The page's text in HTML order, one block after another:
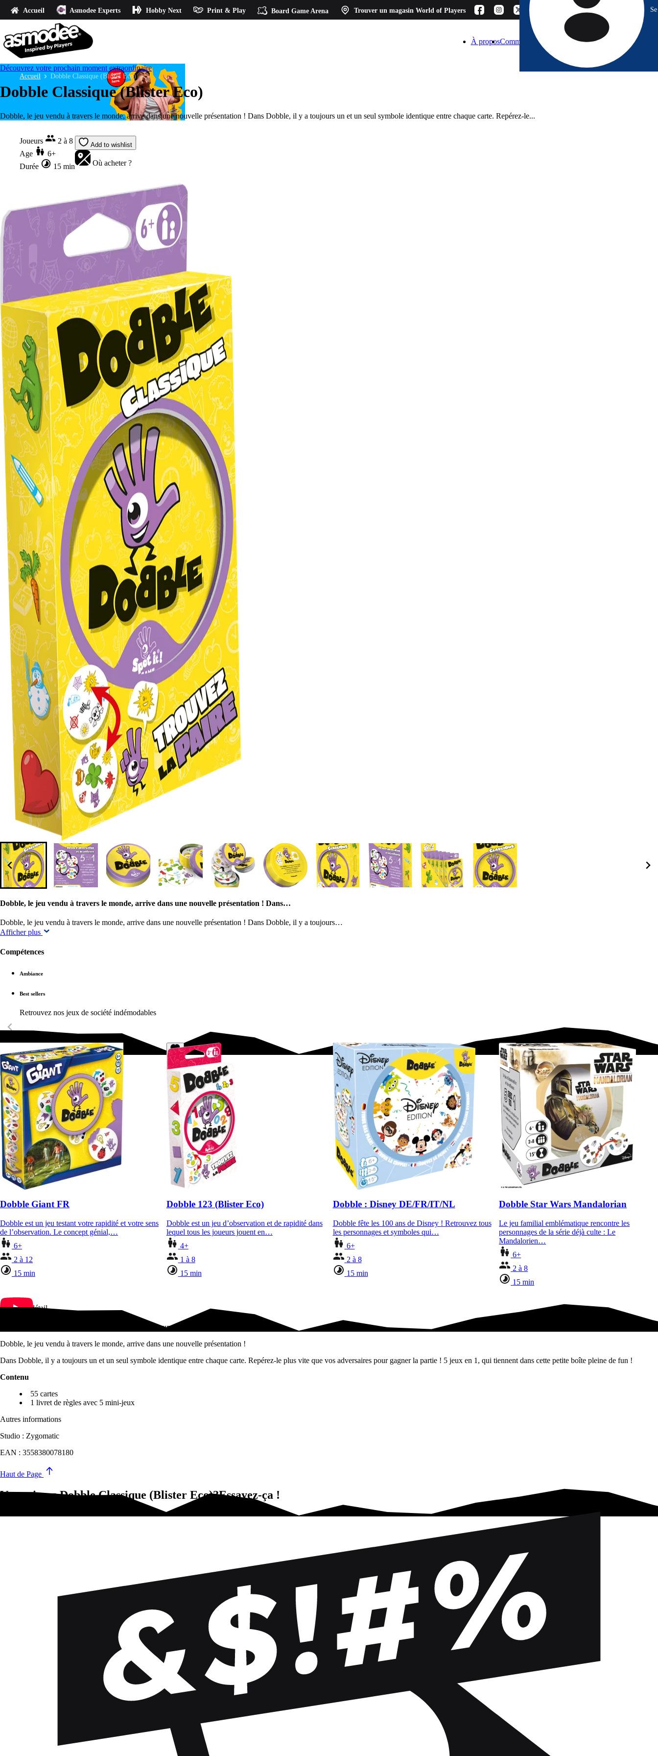
Accueil Asmodee Experts Hobby Next Print & Play Board Game Arena Trouver un magasin World of Players
À proposComment choisir ? BlogEspace Pro Contact
Accueil Dobble Classique (Blister Eco)
Découvrez votre prochain moment extraordinaire
Dobble Classique (Blister Eco)
Dobble, le jeu vendu à travers le monde, arrive dans une nouvelle présentation ! Dans Dobble, il y a toujours un et un seul symbole identique entre chaque carte. Repérez-le...
Joueurs
2 à 8
Age
6+
Durée
15 min
Add to wishlist
Où acheter ?
Dobble, le jeu vendu à travers le monde, arrive dans une nouvelle présentation ! Dans…
Dobble, le jeu vendu à travers le monde, arrive dans une nouvelle présentation ! Dans Dobble, il y a toujours…
Afficher plus
Compétences
Ambiance
Best sellers
Retrouvez nos jeux de société indémodables
Dobble Giant FR
Dobble est un jeu testant votre rapidité et votre sens
de l’observation. Le concept génial,…
6+
2 à 12
15 min
Dobble 123 (Blister Eco)
Dobble est un jeu d’observation et de rapidité dans
lequel tous les joueurs jouent en…
4+
1 à 8
15 min
Dobble : Disney DE/FR/IT/NL
Dobble fête les 100 ans de Disney ! Retrouvez tous
les personnages et symboles qui…
6+
2 à 8
15 min
Dobble Star Wars Mandalorian
Le jeu familial emblématique rencontre les
personnages de la série déjà culte : Le
Mandalorien…
6+
2 à 8
15 min
Le jeu en détail
Dobble, le jeu vendu à travers le monde, arrive dans une nouvelle présentation ! Dans…
Dobble, le jeu vendu à travers le monde, arrive dans une nouvelle présentation !
Dans Dobble, il y a toujours un et un seul symbole identique entre chaque carte. Repérez-le plus vite que vos adversaires pour gagner la partie ! 5 jeux en 1, qui tiennent dans cette petite boîte pleine de fun !
Contenu
55 cartes
1 livret de règles avec 5 mini-jeux
Autres informations
Studio : Zygomatic
EAN : 3558380078180
Haut de Page
Vous aimez Dobble Classique (Blister Eco)?Essayez-ça !